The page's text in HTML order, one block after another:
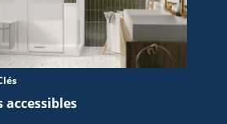
accessibles